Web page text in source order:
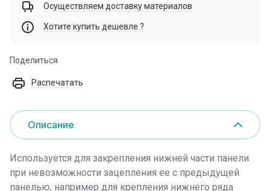
Осуществляем доставку материалов
Хотите купить дешевле ?
Поделиться
Распечатать
Описание
Используется для закрепления нижней части панели
при невозможности зацепления ее с предыдущей
панелью, например для крепления нижнего ряда